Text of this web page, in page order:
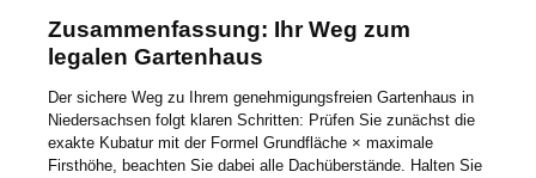
Zusammenfassung: Ihr Weg zum
legalen Gartenhaus
Der sichere Weg zu Ihrem genehmigungsfreien Gartenhaus in
Niedersachsen folgt klaren Schritten: Prüfen Sie zunächst die
exakte Kubatur mit der Formel Grundfläche × maximale
Firsthöhe, beachten Sie dabei alle Dachüberstände. Halten Sie